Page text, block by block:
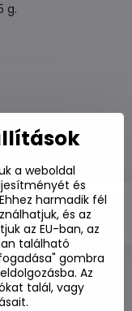
g.
a weboldal
és
harmadik fél
és az
az EU-ban, az
található
gombra
Az
talál, vagy